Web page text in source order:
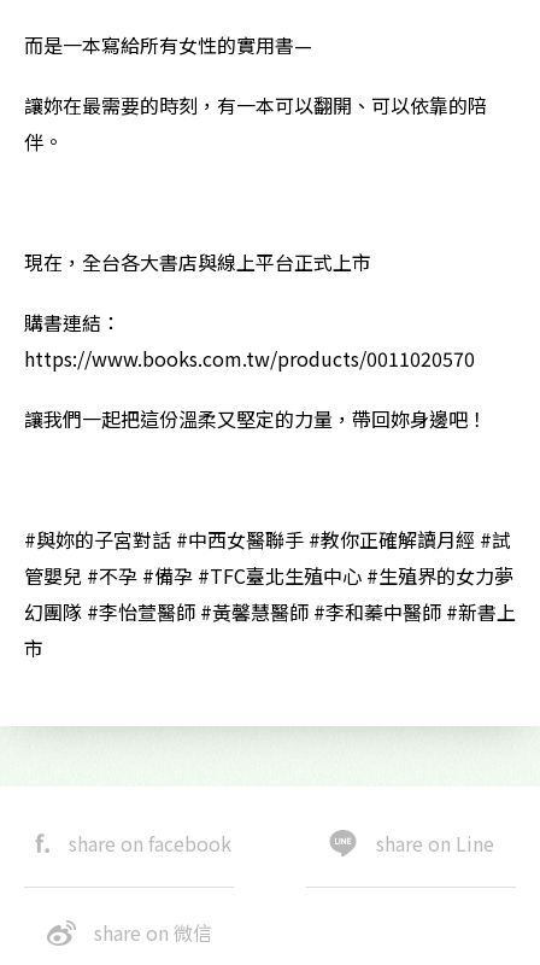
而是一本寫給所有女性的實用書—
讓妳在最需要的時刻，有一本可以翻開、可以依靠的陪
伴。
現在，全台各大書店與線上平台正式上市
購書連結：
https://www.books.com.tw/products/0011020570
讓我們一起把這份溫柔又堅定的力量，帶回妳身邊吧！
#與妳的子宮對話 #中西女醫聯手 #教你正確解讀月經 #試
管嬰兒 #不孕 #備孕 #TFC臺北生殖中心 #生殖界的女力夢
幻團隊 #李怡萱醫師 #黃馨慧醫師 #李和蓁中醫師 #新書上
市
share on facebook share on Line
share on 微信